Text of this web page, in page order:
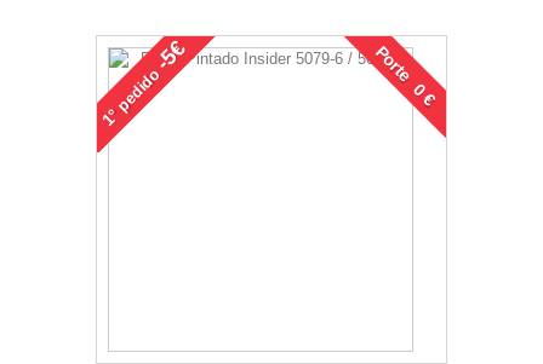
1°
pedido
-5€ Porte 0 €